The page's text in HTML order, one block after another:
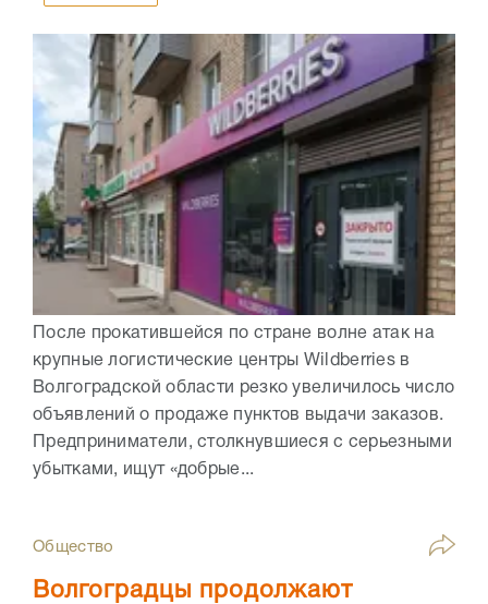
После прокатившейся по стране волне атак на
крупные логистические центры Wildberries в
Волгоградской области резко увеличилось число
объявлений о продаже пунктов выдачи заказов.
Предприниматели, столкнувшиеся с серьезными
убытками, ищут «добрые...
Общество
Волгоградцы продолжают